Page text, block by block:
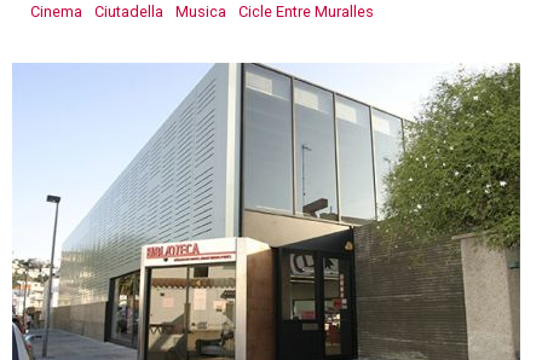
Cinema Ciutadella Musica Cicle Entre Muralles